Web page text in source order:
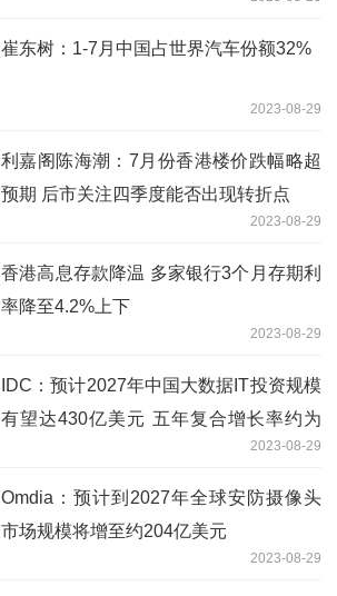
崔东树：1-7月中国占世界汽车份额32%
2023-08-29
利嘉阁陈海潮：7月份香港楼价跌幅略超
预期 后市关注四季度能否出现转折点
2023-08-29
香港高息存款降温 多家银行3个月存期利
率降至4.2%上下
2023-08-29
IDC：预计2027年中国大数据IT投资规模
有望达430亿美元 五年复合增长率约为
2023-08-29
Omdia：预计到2027年全球安防摄像头
市场规模将增至约204亿美元
2023-08-29